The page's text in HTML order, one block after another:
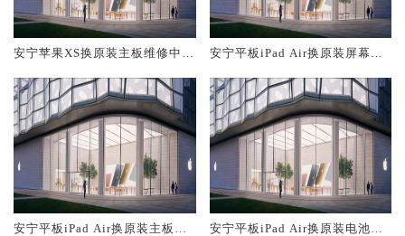
安宁苹果XS换原装主板维修中心
安宁平板iPad Air换原装屏幕服
安宁平板iPad Air换原装主板维
安宁平板iPad Air换原装电池维